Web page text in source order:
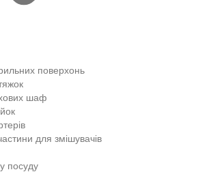
поверхонь
шаф
для змішувачів
посуду